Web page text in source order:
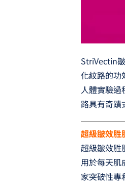
StriVectin
化紋路的功
人體實驗過
路具有奇蹟
超級皺效
超級皺效胜
用於每天
家突破性